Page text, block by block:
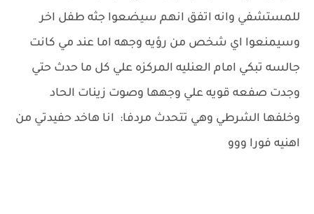
للمستشفي وانه اتفق انهم سيضعوا جثه طفل اخر
وسيمنعوا اي شخص من رؤيه وجهه اما عند مي كانت
جالسه تبكي امام العنليه المركزه علي كل ما حدث حتي
وجدت صفعه قويه علي وجهها وصوت زينات الحاد
وخلفها الشرطي وهي تتحدث مردفا: انا هاخد حفيدتي من
اهنيه فورا ووو